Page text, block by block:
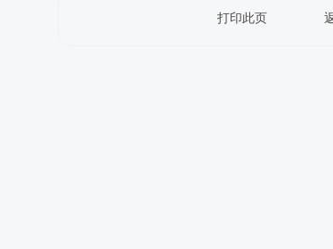
打印此页